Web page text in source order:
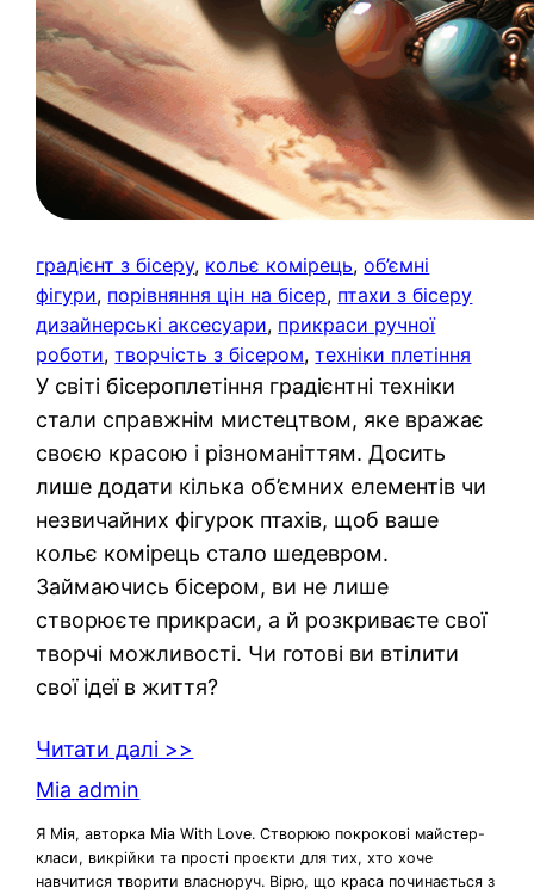
градієнт з бісеру, кольє комірець, об’ємні
фігури, порівняння цін на бісер, птахи з бісеру
дизайнерські аксесуари, прикраси ручної
роботи, творчість з бісером, техніки плетіння
У світі бісероплетіння градієнтні техніки
стали справжнім мистецтвом, яке вражає
своєю красою і різноманіттям. Досить
лише додати кілька об’ємних елементів чи
незвичайних фігурок птахів, щоб ваше
кольє комірець стало шедевром.
Займаючись бісером, ви не лише
створюєте прикраси, а й розкриваєте свої
творчі можливості. Чи готові ви втілити
свої ідеї в життя?
Читати далі >>
Mia admin
Я Мія, авторка Mia With Love. Створюю покрокові майстер-
класи, викрійки та прості проєкти для тих, хто хоче
навчитися творити власноруч. Вірю, що краса починається з